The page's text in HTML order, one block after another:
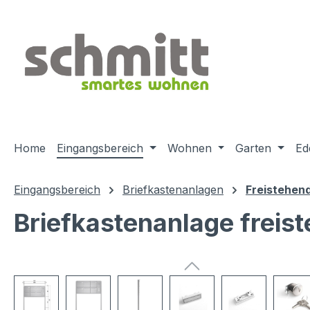
Home Eingangsbereich Wohnen Garten
Eingangsbereich Briefkastenanlagen
Briefkastenanlage